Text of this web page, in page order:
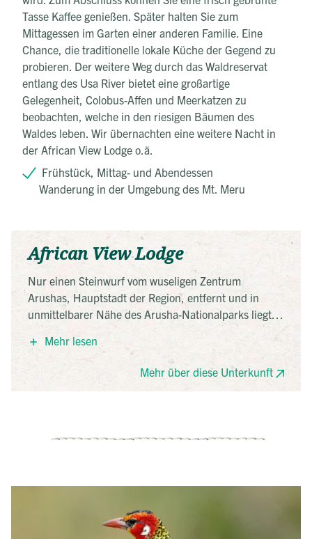
Tasse Kaffee genießen. Später halten Sie zum
Mittagessen im Garten einer anderen Familie. Eine
Chance, die traditionelle lokale Küche der Gegend zu
probieren. Der weitere Weg durch das Waldreservat
entlang des Usa River bietet eine großartige
Gelegenheit, Colobus-Affen und Meerkatzen zu
beobachten, welche in den riesigen Bäumen des
Waldes leben. Wir übernachten eine weitere Nacht in
der African View Lodge o.ä.
Frühstück, Mittag- und Abendessen
Wanderung in der Umgebung des Mt. Meru
African View Lodge
Nur einen Steinwurf vom wuseligen Zentrum
Arushas, Hauptstadt der Region, entfernt und in
unmittelbarer Nähe des Arusha-Nationalparks liegt
die idyllische African View Lodge. Die zwanzig
gemütlich eingerichteten Bungalows sind um den
Pool der Lodge angeordnet und laden zum
Entspannen ein. Für das perfekte Panorama sorgt der
Mehr lesen
Mehr über diese Unterkunft